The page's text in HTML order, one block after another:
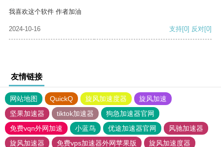
我喜欢这个软件 作者加油
2024-10-16 支持[0] 反对[0]
友情链接
网站地图 QuickQ 旋风加速度器
旋风加速
坚果加速器
tiktok加速器
狗急加速器官网
免费vqn外网加速
小蓝鸟 优途加速器官网
风驰加速器
旋风加速器
免费vps加速器外网苹果版 旋风加速度器